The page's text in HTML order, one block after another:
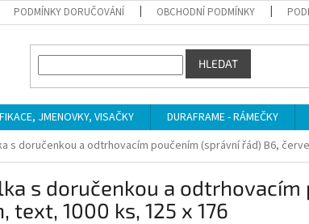
PODMÍNKY DORUČOVÁNÍ OBCHODNÍ PODMÍNKY
HLEDAT
JMENOVKY, VISAČKY DURAFRAME - RÁMEČKY
s doručenkou a odtrhovacím poučením (správní řád) B6,
s doručenkou a
text, 1000 ks, 125 x 176